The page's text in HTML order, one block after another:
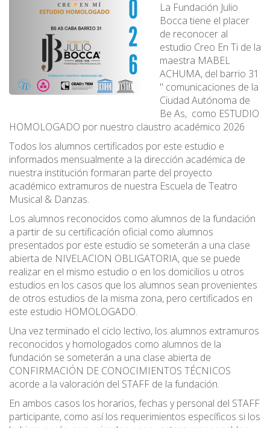
La Fundación Julio
Bocca tiene el placer
de reconocer al
estudio Creo En Ti de la
maestra MABEL
ACHUMA, del barrio 31
" comunicaciones de la
Ciudad Autónoma de
Be As, como ESTUDIO
HOMOLOGADO por nuestro claustro académico 2026
Todos los alumnos certificados por este estudio e
informados mensualmente a la dirección académica de
nuestra institución formaran parte del proyecto
académico extramuros de nuestra Escuela de Teatro
Musical & Danzas.
Los alumnos reconocidos como alumnos de la fundación
a partir de su certificación oficial como alumnos
presentados por este estudio se someterán a una clase
abierta de NIVELACION OBLIGATORIA, que se puede
realizar en el mismo estudio o en los domicilios u otros
estudios en los casos que los alumnos sean provenientes
de otros estudios de la misma zona, pero certificados en
este estudio HOMOLOGADO.
Una vez terminado el ciclo lectivo, los alumnos extramuros
reconocidos y homologados como alumnos de la
fundación se someterán a una clase abierta de
CONFIRMACIÓN DE CONOCIMIENTOS TÉCNICOS
acorde a la valoración del STAFF de la fundación.
En ambos casos los horarios, fechas y personal del STAFF
participante, como así los requerimientos específicos si los